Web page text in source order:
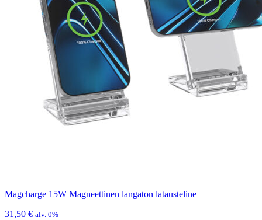
Magcharge 15W Magneettinen langaton latausteline
31,50 € alv. 0%